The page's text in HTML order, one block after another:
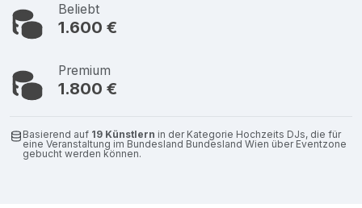
Beliebt
1.600 €
Premium
1.800 €
Basierend auf 19 Künstlern in der Kategorie Hochzeits DJs, die für
eine Veranstaltung im Bundesland Bundesland Wien über Eventzone
gebucht werden können.